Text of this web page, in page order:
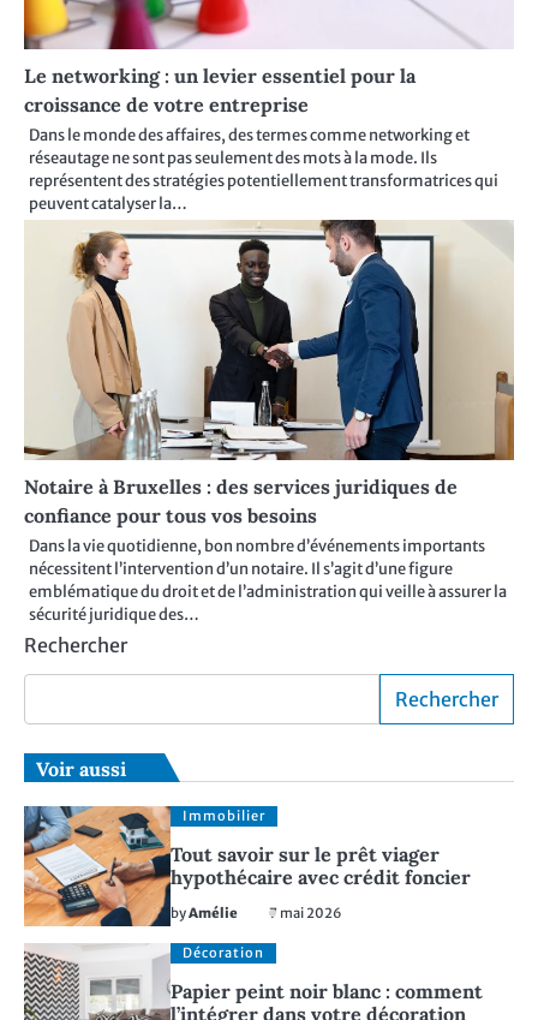
Le networking : un levier essentiel pour la
croissance de votre entreprise
Dans le monde des affaires, des termes comme networking et
réseautage ne sont pas seulement des mots à la mode. Ils
représentent des stratégies potentiellement transformatrices qui
peuvent catalyser la…
Notaire à Bruxelles : des services juridiques de
confiance pour tous vos besoins
Dans la vie quotidienne, bon nombre d’événements importants
nécessitent l’intervention d’un notaire. Il s’agit d’une figure
emblématique du droit et de l’administration qui veille à assurer la
sécurité juridique des…
Rechercher
Rechercher
Voir aussi
Immobilier
Tout savoir sur le prêt viager
hypothécaire avec crédit foncier
byAmélie 7 mai 2026
Décoration
Papier peint noir blanc : comment
l’intégrer dans votre décoration